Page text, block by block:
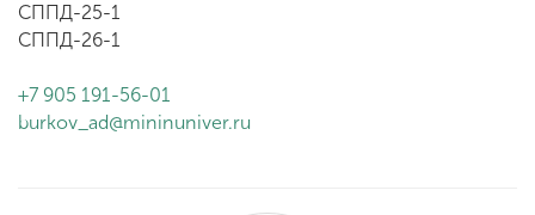
СППД-25-1
СППД-26-1
+7 905 191-56-01
burkov_ad@mininuniver.ru